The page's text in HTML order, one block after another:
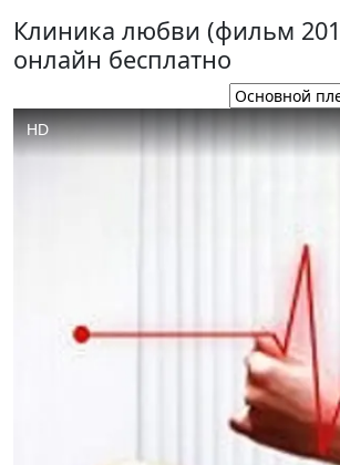
Клиника любви (фильм
онлайн бесплатно